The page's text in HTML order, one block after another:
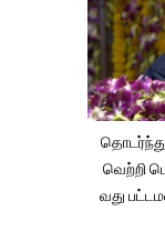
வெற்றி
வது